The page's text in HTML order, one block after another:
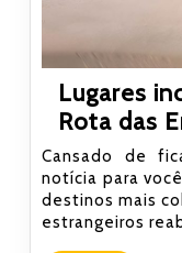
Lugares
Rota das
Cansado de
notícia para
destinos mais
estrangeiros